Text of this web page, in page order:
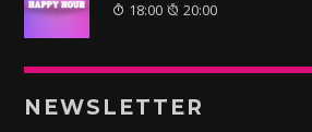
18:00 20:00
NEWSLETTER